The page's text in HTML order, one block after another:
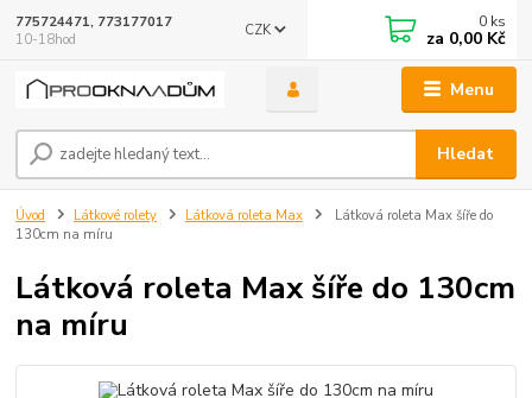
Menu
CZK
Hledat
775724471, 773177017
10-18hod
0 ks
za 0,00 Kč
Úvod Látkové rolety Látková roleta Max
Látková roleta Max šíře do
130cm na míru
Látková roleta Max šíře do 130cm
na míru